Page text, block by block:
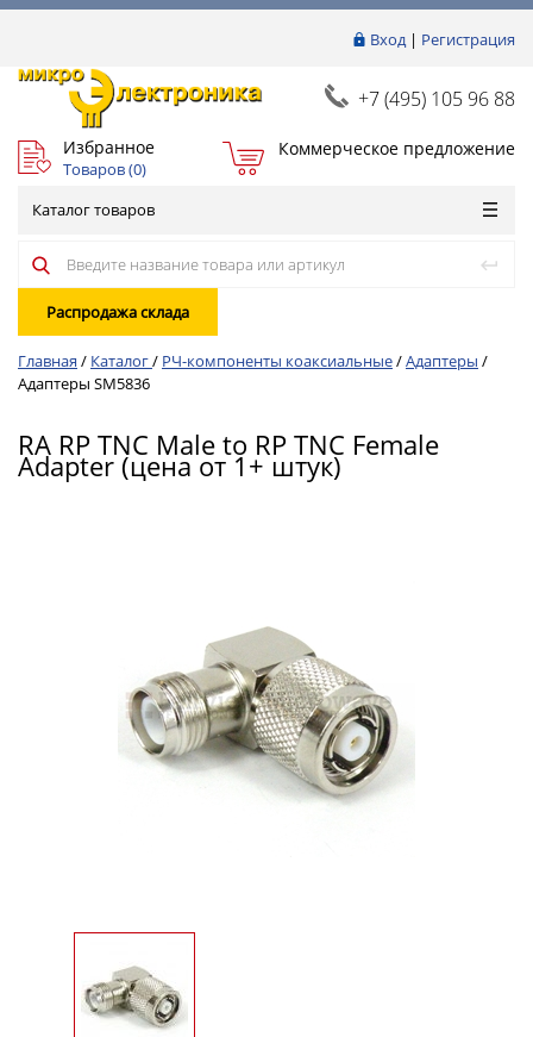
Вход| Регистрация
+7 (495) 105 96 88
Избранное
Товаров (0)
Коммерческое предложение
Каталог товаров
Распродажа склада
Главная / Каталог/ РЧ-компоненты коаксиальные/Адаптеры /
Адаптеры SM5836
RA RP TNC Male to RP TNC Female
Adapter (цена от 1+ штук)